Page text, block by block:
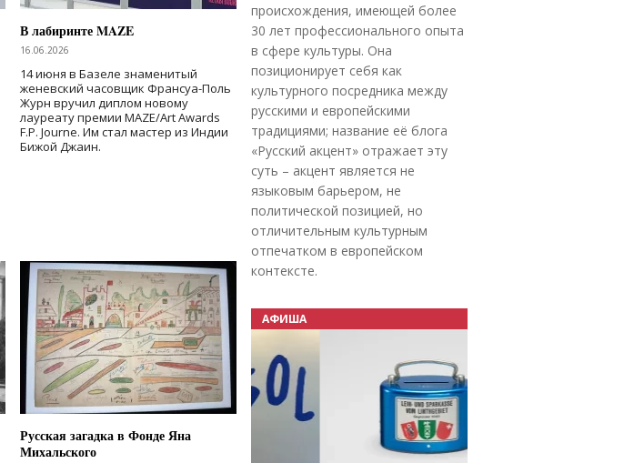
В лабиринте MAZE
16.06.2026
14 июня в Базеле знаменитый
женевский часовщик Франсуа-Поль
Журн вручил диплом новому
лауреату премии MAZE/Art Awards
F.P. Journe. Им стал мастер из Индии
Бижой Джаин.
Русская загадка в Фонде Яна
Михальского
происхождения, имеющей более
30 лет профессионального опыта
в сфере культуры. Она
позиционирует себя как
культурного посредника между
русскими и европейскими
традициями; название её блога
«Русский акцент» отражает эту
суть – акцент является не
языковым барьером, не
политической позицией, но
отличительным культурным
отпечатком в европейском
контексте.
АФИША